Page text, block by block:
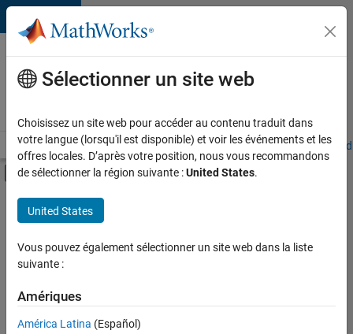
Passer au contenu
Votre
carrière
chez
Accueil Explorer nos opportunités Adresses de nos bureaux
Activer/désactiver l'affichage du menu
Contenu principal
FILTRER PAR
Applications et outils commerciaux
Globalisation
Gestion des programmes
Actuellement,
Sélectionner un site web
Choisissez un site web pour accéder au contenu traduit dans
votre langue (lorsqu'il est disponible) et voir les événements et les
offres locales. D’après votre position, nous vous recommandons
de sélectionner la région suivante :United States.
United States
Vous pouvez également sélectionner un site web dans la liste
suivante :
Amériques
América Latina (Español)